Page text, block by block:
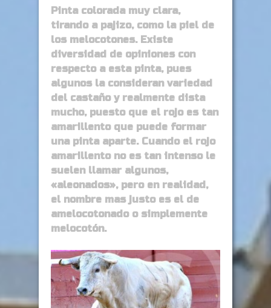
Pinta colorada muy clara,
tirando a pajizo, como la piel de
los melocotones. Existe
diversidad de opiniones con
respecto a esta pinta, pues
algunos la consideran variedad
del castaño y realmente dista
mucho, puesto que el rojo es tan
amarillento que puede formar
una pinta aparte. Cuando el rojo
amarillento no es tan intenso le
suelen llamar algunos,
«aleonados», pero en realidad,
el nombre mas justo es el de
amelocotonado o simplemente
melocotón.